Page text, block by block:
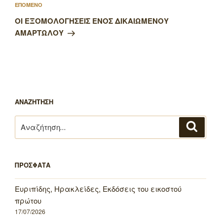
Επόμενο
άρθρο
ΕΠΟΜΕΝΟ
ΟΙ ΕΞΟΜΟΛΟΓΗΣΕΙΣ ΕΝΟΣ ΔΙΚΑΙΩΜΕΝΟΥ
ΑΜΑΡΤΩΛΟΥ
ΑΝΑΖΗΤΗΣΗ
για:
ΠΡΟΣΦΑΤΑ
Ευριπίδης, Ηρακλείδες, Εκδόσεις του εικοστού
πρώτου
17/07/2026